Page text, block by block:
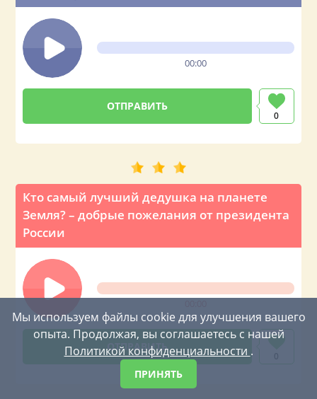
00:00
0
Кто самый лучший дедушка на планете
Земля? – добрые пожелания от президента
России
Мы используем файлы cookie для улучшения вашего
опыта. Продолжая, вы соглашаетесь с нашей
Политикой конфиденциальности .
ПРИНЯТЬ